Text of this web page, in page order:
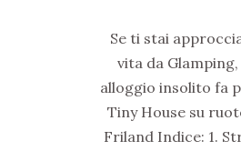
Se ti stai
vita da
alloggio insolito fa
Tiny House su
Friland Indice: 1.